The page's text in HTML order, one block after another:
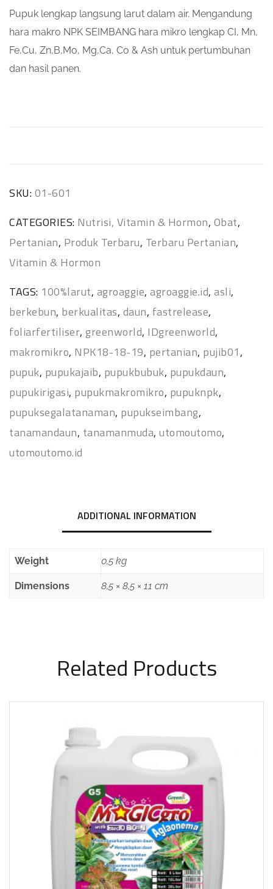
Pupuk lengkap langsung larut dalam air. Mengandung
hara makro NPK SEIMBANG hara mikro lengkap CI, Mn,
Fe,Cu, Zn,B,Mo, Mg,Ca, Co & Ash untuk pertumbuhan
dan hasil panen.
SKU:01-601
CATEGORIES: Nutrisi, Vitamin & Hormon, Obat,
Pertanian, Produk Terbaru, Terbaru Pertanian,
Vitamin & Hormon
TAGS: 100%larut, agroaggie, agroaggie.id, asli,
berkebun, berkualitas, daun, fastrelease,
foliarfertiliser, greenworld, IDgreenworld,
makromikro, NPK18-18-19, pertanian, pujib01,
pupuk, pupukajaib, pupukbubuk, pupukdaun,
pupukirigasi, pupukmakromikro, pupuknpk,
pupuksegalatanaman, pupukseimbang,
tanamandaun, tanamanmuda, utomoutomo,
utomoutomo.id
ADDITIONAL INFORMATION
Weight 0,5 kg
Dimensions 8,5 × 8,5 × 11 cm
Related Products